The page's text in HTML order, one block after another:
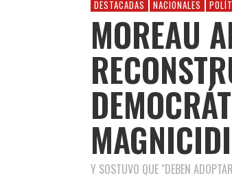
DESTACADAS NACIONALES
MOREAU
Y SOSTUVO QUE "DEBEN